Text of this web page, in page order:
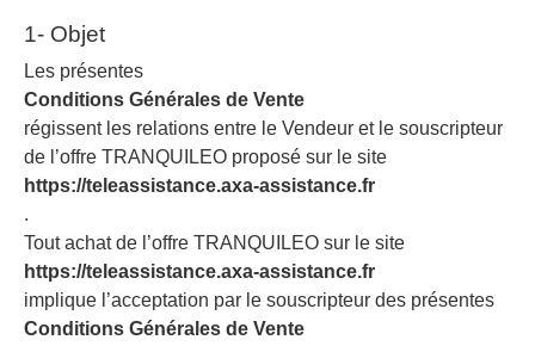
1- Objet
Les présentes
Conditions Générales de Vente
régissent les relations entre le Vendeur et le souscripteur
de l’offre TRANQUILEO proposé sur le site
https://teleassistance.axa-assistance.fr
.
Tout achat de l’offre TRANQUILEO sur le site
https://teleassistance.axa-assistance.fr
implique l’acceptation par le souscripteur des présentes
Conditions Générales de Vente